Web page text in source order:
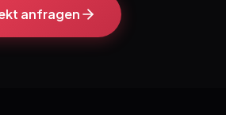
anfragen